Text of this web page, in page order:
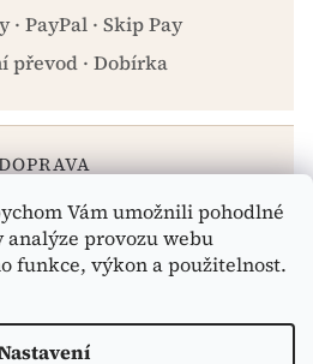
Vám umožnili pohodlné
provozu webu
funkce, výkon a použitelnost.
· PayPal · Skip Pay
převod · Dobírka
· Osobní odběr Praha